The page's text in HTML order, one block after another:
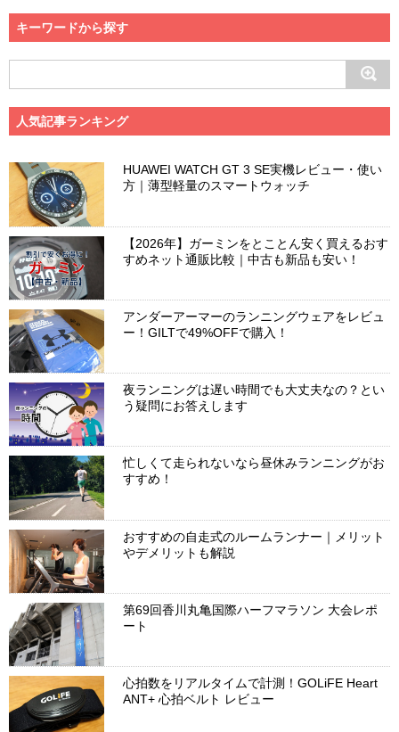
キーワードから探す
人気記事ランキング
HUAWEI WATCH GT 3 SE実機レビュー・使い
方｜薄型軽量のスマートウォッチ
【2026年】ガーミンをとことん安く買えるおす
すめネット通販比較｜中古も新品も安い！
アンダーアーマーのランニングウェアをレビュ
ー！GILTで49%OFFで購入！
夜ランニングは遅い時間でも大丈夫なの？とい
う疑問にお答えします
忙しくて走られないなら昼休みランニングがお
すすめ！
おすすめの自走式のルームランナー｜メリット
やデメリットも解説
第69回香川丸亀国際ハーフマラソン 大会レポ
ート
心拍数をリアルタイムで計測！GOLiFE Heart
ANT+ 心拍ベルト レビュー